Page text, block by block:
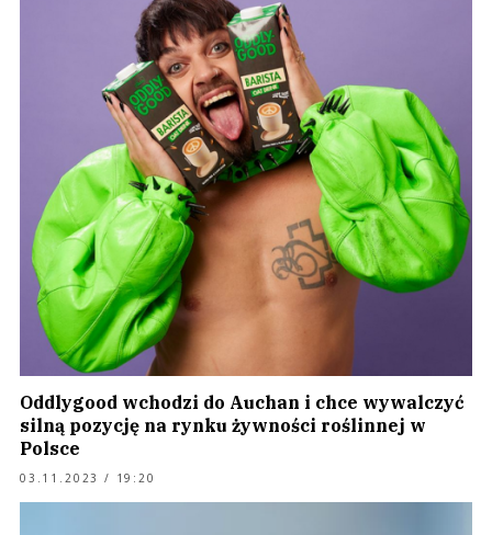
Oddlygood wchodzi do Auchan i chce wywalczyć
silną pozycję na rynku żywności roślinnej w
Polsce
03.11.2023 / 19:20